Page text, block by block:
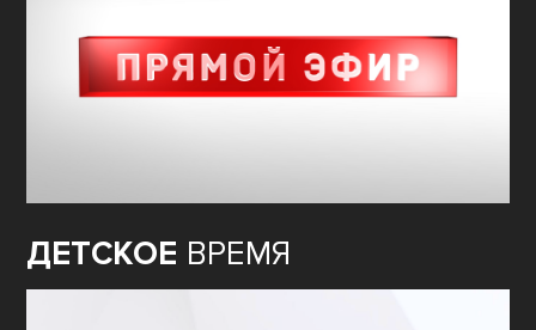
ДЕТСКОЕ ВРЕМЯ